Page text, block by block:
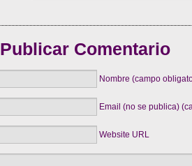
Publicar Comentario
Nombre (campo
Email (no se publica)
Website URL